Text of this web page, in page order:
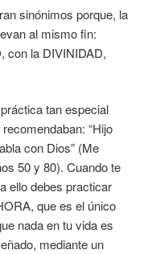
sinónimos porque, la
al mismo fin:
con la DIVINIDAD,
tan especial
“Hijo
con Dios” (Me
50 y 80). Cuando te
ello debes practicar
que es el único
nada en tu vida es
mediante un